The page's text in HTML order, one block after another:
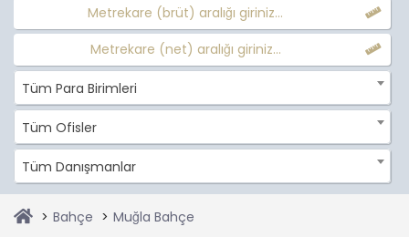
Metrekare (brüt) aralığı giriniz...
Metrekare (net) aralığı giriniz...
Tüm Para Birimleri
Tüm Ofisler
Tüm Danışmanlar
Bahçe Muğla Bahçe